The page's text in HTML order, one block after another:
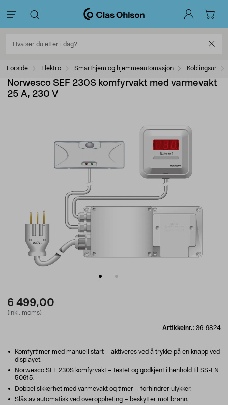
Forside Elektro Smarthjem og hjemmeautomasjon Koblingsur
Norwesco SEF 230S komfyrvakt med varmevakt
25 A, 230 V
6 499,00
(inkl. moms)
Artikkelnr.: 36-9824
Komfyrtimer med manuell start – aktiveres ved å trykke på en knapp ved
displayet.
Norwesco SEF 230S komfyrvakt – testet og godkjent i henhold til SS-EN
50615.
Dobbel sikkerhet med varmevakt og timer – forhindrer ulykker.
Slås av automatisk ved overoppheting – beskytter mot brann.